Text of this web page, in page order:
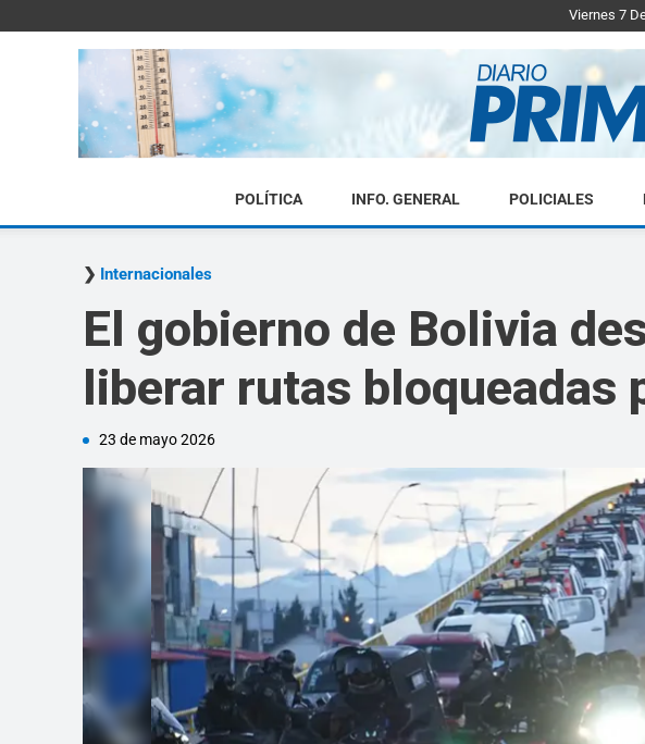
Viernes 7
POLÍTICA INFO. GENERAL POLICIALES
Internacionales
El gobierno de Bolivia
liberar rutas bloqueadas
23 de mayo 2026